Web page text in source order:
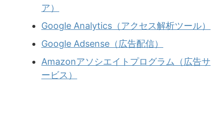
ア）
Google Analytics（アクセス解析ツール）
Google Adsense（広告配信）
Amazonアソシエイトプログラム（広告サ
ービス）